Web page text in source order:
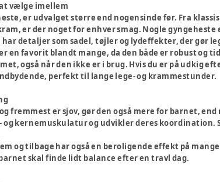
vælge imellem
er udvalget større end nogensinde før. Fra
er der noget for enhver smag. Nogle
detaljer som sadel, tøjler og lydeffekter, der gør
en favorit blandt mange, da den både er robust og
også når den ikke er i brug. Hvis du er på udkig
perfekt til lange lege- og krammestunder.
fremmest er sjov, gør den også mere for barnet,
og kernemuskulatur og udvikler deres
og tilbage har også en beroligende effekt på
skal finde lidt balance efter en travl dag.